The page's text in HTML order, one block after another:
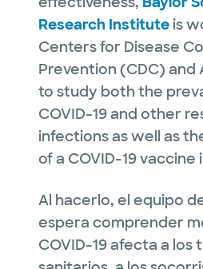
Research Instituteis
Centers for Disease
Prevention (CDC) and
to study both the
COVID-19 and other
infections as well as
of a COVID-19
Al hacerlo, el equipo
espera comprender
COVID-19 afecta a los